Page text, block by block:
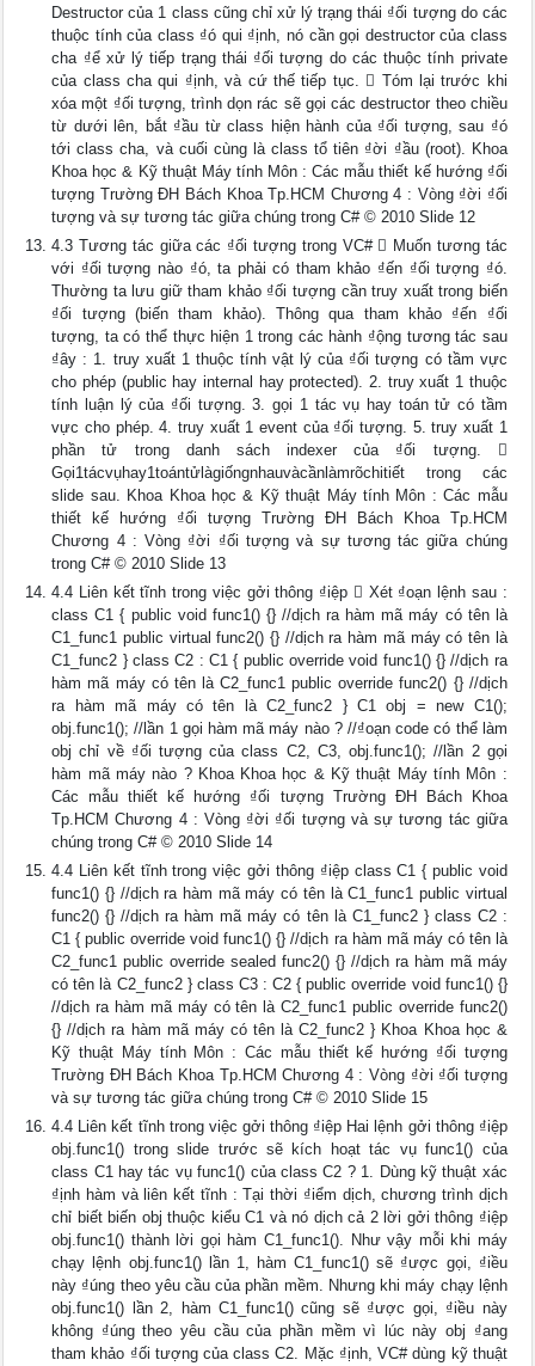
Destructor của 1 class cũng chỉ xử lý trạng thái ₫ối tượng do các
thuộc tính của class ₫ó qui ₫ịnh, nó cần gọi destructor của class
cha ₫ể xử lý tiếp trạng thái ₫ối tượng do các thuộc tính private
của class cha qui ₫ịnh, và cứ thế tiếp tục.  Tóm lại trước khi
xóa một ₫ối tượng, trình dọn rác sẽ gọi các destructor theo chiều
từ dưới lên, bắt ₫ầu từ class hiện hành của ₫ối tượng, sau ₫ó
tới class cha, và cuối cùng là class tổ tiên ₫ời ₫ầu (root). Khoa
Khoa học & Kỹ thuật Máy tính Môn : Các mẫu thiết kế hướng ₫ối
tượng Trường ĐH Bách Khoa Tp.HCM Chương 4 : Vòng ₫ời ₫ối
tượng và sự tương tác giữa chúng trong C# © 2010 Slide 12
4.3 Tương tác giữa các ₫ối tượng trong VC#  Muốn tương tác
với ₫ối tượng nào ₫ó, ta phải có tham khảo ₫ến ₫ối tượng ₫ó.
Thường ta lưu giữ tham khảo ₫ối tượng cần truy xuất trong biến
₫ối tượng (biến tham khảo). Thông qua tham khảo ₫ến ₫ối
tượng, ta có thể thực hiện 1 trong các hành ₫ộng tương tác sau
₫ây : 1. truy xuất 1 thuộc tính vật lý của ₫ối tượng có tầm vực
cho phép (public hay internal hay protected). 2. truy xuất 1 thuộc
tính luận lý của ₫ối tượng. 3. gọi 1 tác vụ hay toán tử có tầm
vực cho phép. 4. truy xuất 1 event của ₫ối tượng. 5. truy xuất 1
phần tử trong danh sách indexer của ₫ối tượng. 
Gọi1tácvụhay1toántửlàgiốngnhauvàcầnlàmrõchitiết trong các
slide sau. Khoa Khoa học & Kỹ thuật Máy tính Môn : Các mẫu
thiết kế hướng ₫ối tượng Trường ĐH Bách Khoa Tp.HCM
Chương 4 : Vòng ₫ời ₫ối tượng và sự tương tác giữa chúng
trong C# © 2010 Slide 13
4.4 Liên kết tĩnh trong việc gởi thông ₫iệp  Xét ₫oạn lệnh sau :
class C1 { public void func1() {} //dịch ra hàm mã máy có tên là
C1_func1 public virtual func2() {} //dịch ra hàm mã máy có tên là
C1_func2 } class C2 : C1 { public override void func1() {} //dịch ra
hàm mã máy có tên là C2_func1 public override func2() {} //dịch
ra hàm mã máy có tên là C2_func2 } C1 obj = new C1();
obj.func1(); //lần 1 gọi hàm mã máy nào ? //₫oạn code có thể làm
obj chỉ về ₫ối tượng của class C2, C3, obj.func1(); //lần 2 gọi
hàm mã máy nào ? Khoa Khoa học & Kỹ thuật Máy tính Môn :
Các mẫu thiết kế hướng ₫ối tượng Trường ĐH Bách Khoa
Tp.HCM Chương 4 : Vòng ₫ời ₫ối tượng và sự tương tác giữa
chúng trong C# © 2010 Slide 14
4.4 Liên kết tĩnh trong việc gởi thông ₫iệp class C1 { public void
func1() {} //dịch ra hàm mã máy có tên là C1_func1 public virtual
func2() {} //dịch ra hàm mã máy có tên là C1_func2 } class C2 :
C1 { public override void func1() {} //dịch ra hàm mã máy có tên là
C2_func1 public override sealed func2() {} //dịch ra hàm mã máy
có tên là C2_func2 } class C3 : C2 { public override void func1() {}
//dịch ra hàm mã máy có tên là C2_func1 public override func2()
{} //dịch ra hàm mã máy có tên là C2_func2 } Khoa Khoa học &
Kỹ thuật Máy tính Môn : Các mẫu thiết kế hướng ₫ối tượng
Trường ĐH Bách Khoa Tp.HCM Chương 4 : Vòng ₫ời ₫ối tượng
và sự tương tác giữa chúng trong C# © 2010 Slide 15
4.4 Liên kết tĩnh trong việc gởi thông ₫iệp Hai lệnh gởi thông ₫iệp
obj.func1() trong slide trước sẽ kích hoạt tác vụ func1() của
class C1 hay tác vụ func1() của class C2 ? 1. Dùng kỹ thuật xác
₫ịnh hàm và liên kết tĩnh : Tại thời ₫iểm dịch, chương trình dịch
chỉ biết biến obj thuộc kiểu C1 và nó dịch cả 2 lời gởi thông ₫iệp
obj.func1() thành lời gọi hàm C1_func1(). Như vậy mỗi khi máy
chạy lệnh obj.func1() lần 1, hàm C1_func1() sẽ ₫ược gọi, ₫iều
này ₫úng theo yêu cầu của phần mềm. Nhưng khi máy chạy lệnh
obj.func1() lần 2, hàm C1_func1() cũng sẽ ₫ược gọi, ₫iều này
không ₫úng theo yêu cầu của phần mềm vì lúc này obj ₫ang
tham khảo ₫ối tượng của class C2. Mặc ₫ịnh, VC# dùng kỹ thuật